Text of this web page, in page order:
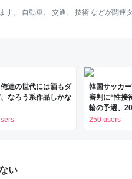
す。 自動車 交通 技術 などが関連
俺達の世代には酒もダ
、なろう系作品しかな
韓国サッカ
審判に“性接
輪の予選、
年間で10人
250 users
い